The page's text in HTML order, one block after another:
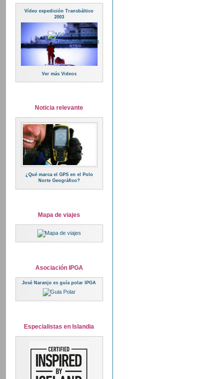
Vídeo expedición Transbáltico
2003
Ver más Videos
Noticia relevante
¿Qué marca el GPS en el Polo
Norte Geográfico?
Mapa de viajes
Asociación IPGA
José Naranjo es guía polar IPGA
Especialistas en Islandia